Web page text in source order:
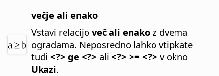
večje ali enako
Vstavi relacijoveč ali enako z dvema
ogradama. Neposredno lahko vtipkate
tudi<?> ge <?> ali<?> >= <?> v okno
Ukazi.